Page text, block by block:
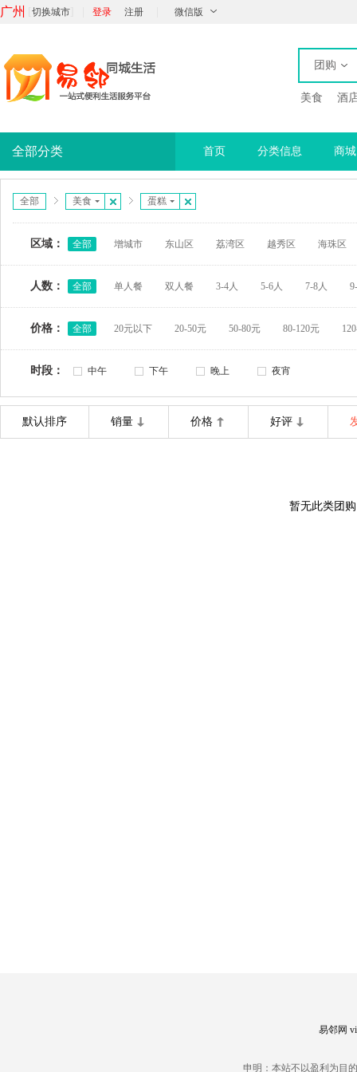
广州 切换城市 登录 注册 微信版
团购
美食 酒
全部分类 首页 分类信息 商城
全部 美食 蛋糕
区域： 全部 增城市 东山区 荔湾区 越秀区 海珠区
人数： 全部 单人餐 双人餐 3-4人 5-6人 7-8人
价格： 全部 20元以下 20-50元 50-80元 80-120元
时段： 中午 下午 晚上 夜宵
默认排序 销量 价格 好评
暂无此类团
易邻网
申明：本站不以盈利为目